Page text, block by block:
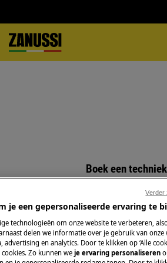
Boek een
Maak een
gekwalificeerde
onze
Herstelling
je een gepersonaliseerde ervaring te
technologieën om onze website te verbeteren,
delen we informatie over je gebruik van onze
en analytics. Door te klikken op ‘Alle
Zo kunnen weje ervaring personaliseren
Verder